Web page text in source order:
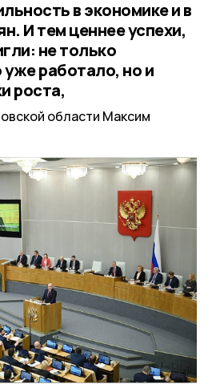
в экономике и в
И тем ценнее успехи,
не только
уже работало, но и
роста,
области Максим